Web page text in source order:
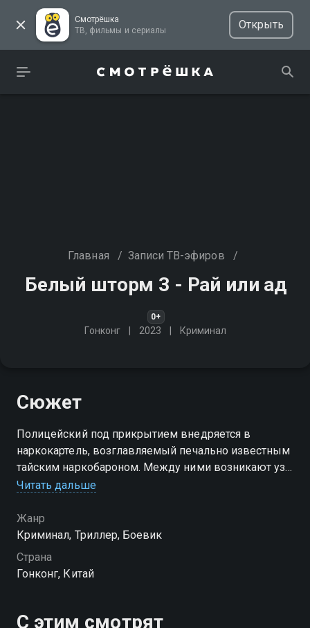
Смотрёшка
ТВ, фильмы и сериалы
Открыть
Главная / Записи ТВ-эфиров /
Белый шторм 3 - Рай или ад
0+
Гонконг 2023 Криминал
Сюжет
Полицейский под прикрытием внедряется в
наркокартель, возглавляемый печально известным
тайским наркобароном. Между ними возникают узы
братства
Читать дальше
Жанр
Криминал, Триллер, Боевик
Страна
Гонконг, Китай
С этим смотрят